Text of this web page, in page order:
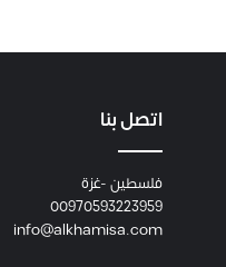
اتصل بنا
فلسطين -غزة
00970593223959
info@alkhamisa.com